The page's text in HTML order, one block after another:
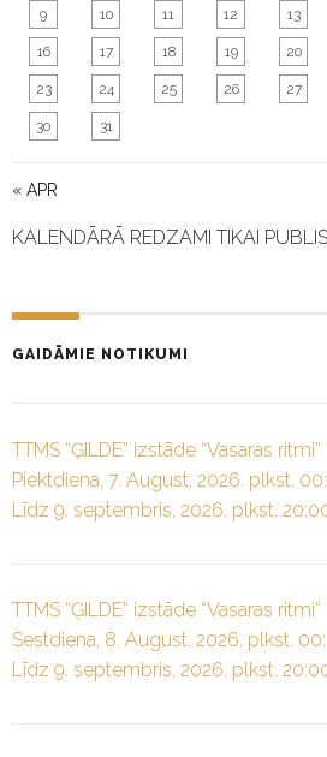
« APR
9 10 11 12 13
16 17 18 19 20
23 24 25 26 27
30 31
KALENDĀRĀ REDZAMI TIKAI
GAIDĀMIE NOTIKUMI
TTMS “ĢILDE” izstāde “Vasaras ritmi”
Piektdiena, 7. August, 2026. plkst.
Līdz 9. septembris, 2026. plkst.
TTMS “ĢILDE” izstāde “Vasaras ritmi”
Sestdiena, 8. August, 2026. plkst.
Līdz 9. septembris, 2026. plkst.